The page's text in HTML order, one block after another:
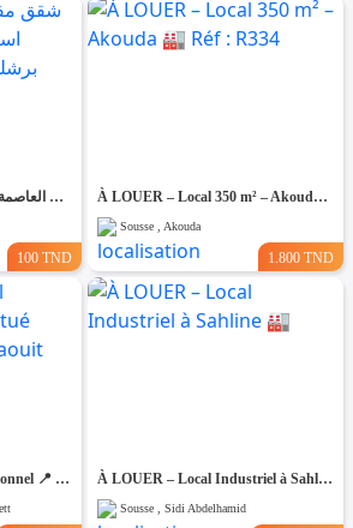
شقق مفروشة للايجار باليوم اسبوع في تونس العاصمة برشلونةاو العوينة أو منبلزير
100 TND
À LOUER – Local 350 m² – Akouda 🏭 Réf : R334
Sousse , Akouda
1.800 TND
🏭 À louer – Local professionnel 📍 Situé entre Hey Riad et Zaouit Sousse – À LOUER – Local Industriel à Sahline 🏭
Sousse , Sidi Abdelhamid